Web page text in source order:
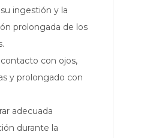
su ingestión y la
prolongada de los
contacto con ojos,
y prolongado con
adecuada
durante la